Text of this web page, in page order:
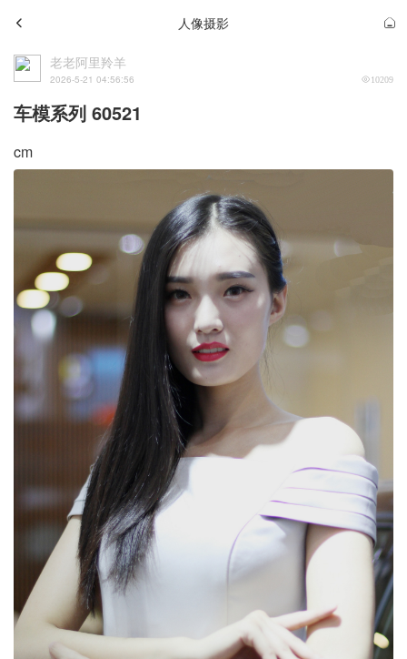
人像摄影
老老阿里羚羊
2026-5-21 04:56:56 10209
车模系列 60521
cm